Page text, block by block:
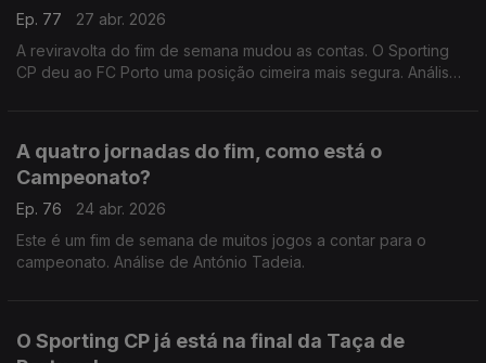
Ep. 77
27 abr. 2026
A reviravolta do fim de semana mudou as contas. O Sporting
CP deu ao FC Porto uma posição cimeira mais segura. Análise
A quatro jornadas do fim, como está o
Campeonato?
Ep. 76
24 abr. 2026
Este é um fim de semana de muitos jogos a contar para o
campeonato. Análise de António Tadeia.
O Sporting CP já está na final da Taça de